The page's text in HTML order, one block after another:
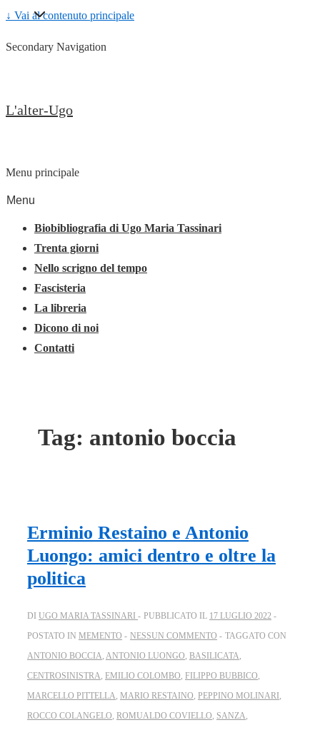
↓ Vai al contenuto principale
Secondary Navigation
L'alter-Ugo
Menu principale
Menu
Biobibliografia di Ugo Maria Tassinari
Trenta giorni
Nello scrigno del tempo
Fascisteria
La libreria
Dicono di noi
Contatti
Tag: antonio boccia
Erminio Restaino e Antonio
Luongo: amici dentro e oltre la
politica
DI UGO MARIA TASSINARI PUBBLICATO IL 17 LUGLIO 2022
POSTATO IN MEMENTO NESSUN COMMENTO
TAGGATO CON
ANTONIO BOCCIA, ANTONIO LUONGO, BASILICATA,
CENTROSINISTRA, EMILIO COLOMBO, FILIPPO BUBBICO,
MARCELLO PITTELLA, MARIO RESTAINO, PEPPINO MOLINARI ,
ROCCO COLANGELO, ROMUALDO COVIELLO, SANZA,